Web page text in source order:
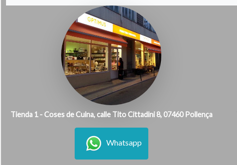
Tienda 1 - Coses de Cuina, calle Tito Cittadini 8, 07460 Pollença
Whatsapp